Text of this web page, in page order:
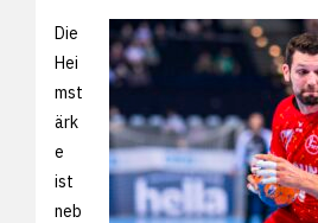
Die
Hei
mst
ärk
e
ist
neb